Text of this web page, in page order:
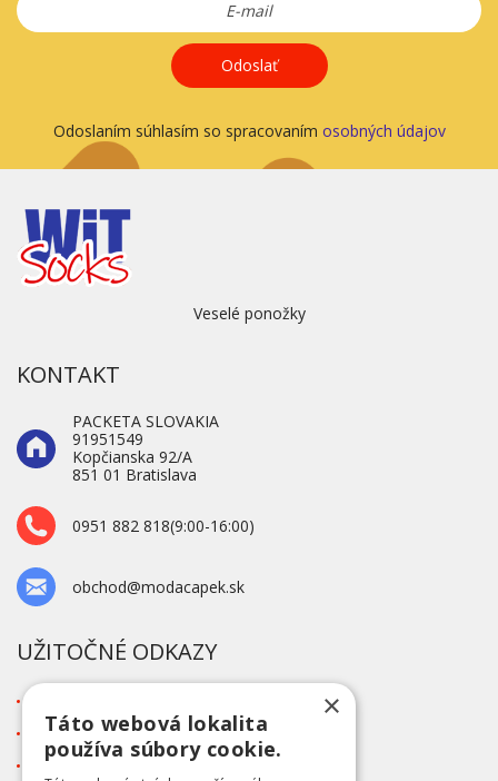
Odoslať
Odoslaním súhlasím so spracovaním osobných údajov
Veselé ponožky
KONTAKT
PACKETA SLOVAKIA
91951549
Kopčianska 92/A
851 01 Bratislava
0951 882 818(9:00-16:00)
obchod@modacapek.sk
UŽITOČNÉ ODKAZY
Blog
Kontakt
×
Táto webová lokalita
používa súbory cookie.